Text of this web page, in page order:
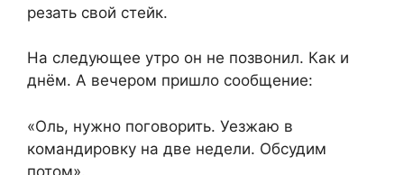
резать свой стейк.
На следующее утро он не позвонил. Как и
днём. А вечером пришло сообщение:
«Оль, нужно поговорить. Уезжаю в
командировку на две недели. Обсудим
потом».